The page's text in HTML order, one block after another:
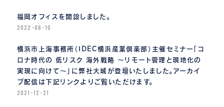
福岡オフィスを開設しました。
2022-06-10
横浜市上海事務所（IDEC横浜産業倶楽部）主催セミナー「コ
ロナ時代の 低リスク 海外戦略 〜リモート管理と現地化の
実現に向けて〜」に弊社大城が登壇いたしました。アーカイ
ブ配信は下記リンクよりご覧いただけます。
2021-12-21